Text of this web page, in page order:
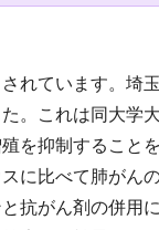
れています。埼
。これは同大学
を抑制すること
に比べて肺がん
抗がん剤の併用